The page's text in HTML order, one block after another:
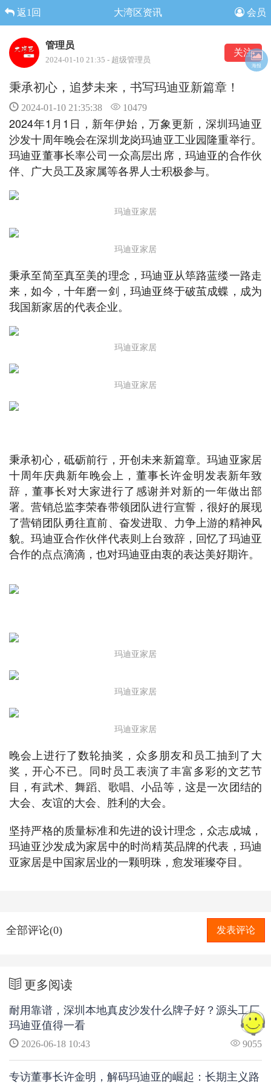
返1回 大湾区资讯 会员
管理员
2024-01-10 21:35 - 超级管理员
关注
秉承初心，追梦未来，书写玛迪亚新篇章！
2024-01-10 21:35:38 10479
2024年1月1日，新年伊始，万象更新，深圳玛迪亚
沙发十周年晚会在深圳龙岗玛迪亚工业园隆重举行。
玛迪亚董事长率公司一众高层出席，玛迪亚的合作伙
伴、广大员工及家属等各界人士积极参与。
玛迪亚家居
玛迪亚家居
秉承至简至真至美的理念，玛迪亚从筚路蓝缕一路走
来，如今，十年磨一剑，玛迪亚终于破茧成蝶，成为
我国新家居的代表企业。
玛迪亚家居
玛迪亚家居
秉承初心，砥砺前行，开创未来新篇章。玛迪亚家居
十周年庆典新年晚会上，董事长许金明发表新年致
辞，董事长对大家进行了感谢并对新的一年做出部
署。营销总监李荣春带领团队进行宣誓，很好的展现
了营销团队勇往直前、奋发进取、力争上游的精神风
貌。玛迪亚合作伙伴代表则上台致辞，回忆了玛迪亚
合作的点点滴滴，也对玛迪亚由衷的表达美好期许。
玛迪亚家居
玛迪亚家居
玛迪亚家居
晚会上进行了数轮抽奖，众多朋友和员工抽到了大
奖，开心不已。同时员工表演了丰富多彩的文艺节
目，有武术、舞蹈、歌唱、小品等，这是一次团结的
大会、友谊的大会、胜利的大会。
坚持严格的质量标准和先进的设计理念，众志成城，
玛迪亚沙发成为家居中的时尚精英品牌的代表，玛迪
亚家居是中国家居业的一颗明珠，愈发璀璨夺目。
全部评论(0) 发表评论
更多阅读
耐用靠谱，深圳本地真皮沙发什么牌子好？源头工厂
玛迪亚值得一看
2026-06-18 10:43 9055
专访董事长许金明，解码玛迪亚的崛起：长期主义路
海报